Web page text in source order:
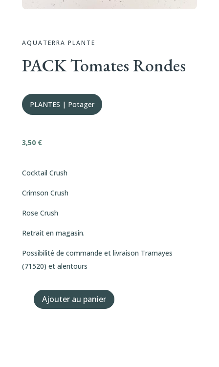
AQUATERRA PLANTE
PACK Tomates Rondes
PLANTES | Potager
3,50 €
Cocktail Crush
Crimson Crush
Rose Crush
Retrait en magasin.
Possibilité de commande et livraison Tramayes
(71520) et alentours
quantité
Ajouter au panier